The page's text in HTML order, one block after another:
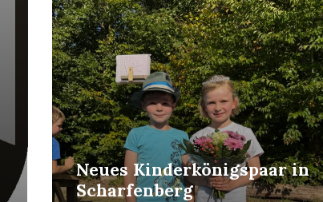
Neues Kinderkönigspaar in
Scharfenberg